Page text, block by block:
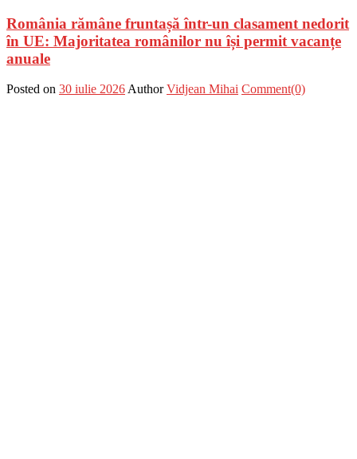
România rămâne fruntașă într-un clasament nedorit
în UE: Majoritatea românilor nu își permit vacanțe
anuale
Posted on 30 iulie 2026 Author Vidjean Mihai Comment(0)